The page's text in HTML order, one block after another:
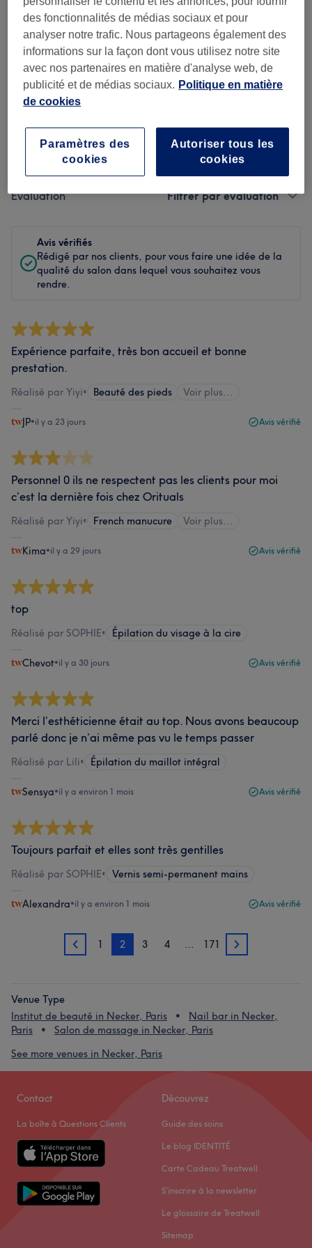
Propreté
Personnel
Soin de
Toutes les prestations
Évaluation Filtrer par évaluation
Avis vérifiés
Rédigé par nos clients, pour vous faire une idée de la
qualité du salon dans lequel vous souhaitez vous
rendre.
Expérience parfaite, très bon accueil et bonne
prestation.
Réalisé par Yiyi• Beauté des pieds Voir plus...
JP•il y a 23 jours Avis vérifié
Personnel 0 ils ne respectent pas les clients pour moi
c’est la dernière fois chez Orituals
Réalisé par Yiyi• French manucure Voir plus...
Kima•il y a 29 jours Avis vérifié
top
Réalisé par SOPHIE• Épilation du visage à la cire
Chevot•il y a 30 jours Avis vérifié
Merci l’esthéticienne était au top. Nous avons beaucoup
parlé donc je n’ai même pas vu le temps passer
Réalisé par Lili• Épilation du maillot intégral
Sensya•il y a environ 1 mois Avis vérifié
Toujours parfait et elles sont très gentilles
Réalisé par SOPHIE• Vernis semi-permanent mains
Alexandra•il y a environ 1 mois Avis vérifié
1 1 2 3 4 … 171 3
Venue Type
Institut de beauté in Necker, Paris
Nail bar in Necker,
Paris
Salon de massage in Necker, Paris
See more venues in Necker, Paris
Contact
La boîte à Questions Clients
Découvrez
Guide des soins
Le blog IDENTITÉ
Carte Cadeau Treatwell
S'inscrire à la newsletter
Le glossaire de Treatwell
Sitemap
des fonctionnalités de médias sociaux et pour
analyser notre trafic. Nous partageons également des
informations sur la façon dont vous utilisez notre site
avec nos partenaires en matière d'analyse web, de
publicité et de médias sociaux. Politique en matière
de cookies
Autoriser tous les
cookies
Paramètres des
cookies